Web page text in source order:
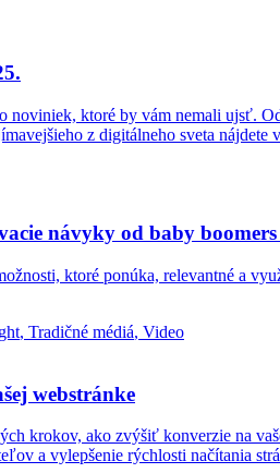
noviniek, ktoré by vám nemali ujsť.
z digitálneho sveta
návyky od baby boomers
ktoré ponúka, relevantné a
, Tradičné médiá, Video
webstránke
krokov, ako zvýšiť konverzie na
a vylepšenie rýchlosti načítania